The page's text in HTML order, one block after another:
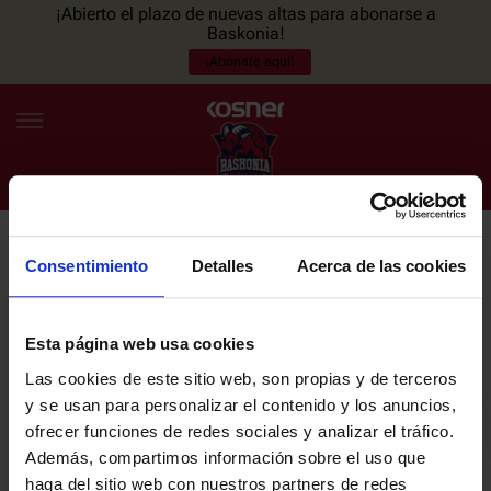
Consentimiento Detalles Acerca de las cookies
Esta página web usa cookies
Las cookies de este sitio web, son propias y de terceros
y se usan para personalizar el contenido y los anuncios,
ofrecer funciones de redes sociales y analizar el tráfico.
Además, compartimos información sobre el uso que
haga del sitio web con nuestros partners de redes
¡Abierto el plazo de nuevas altas para abonarse a
Baskonia!
¡Abónate aquí!
ES EU
NOTICIAS
PLANTILLA
ENTRADAS
NEWSLETTER
últimas noticias y promociones del club.
Email
He leído y acepto laPolítica de privacidaddel SASKI BASKONIA